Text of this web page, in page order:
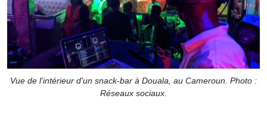
Vue de l'intérieur d'un snack-bar à Douala, au Cameroun. Photo :
Réseaux sociaux.